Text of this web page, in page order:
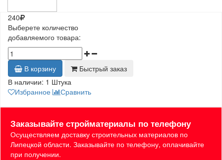
240
Выберете количество
добавляемого товара:
В корзину
Быстрый заказ
В наличии: 1 Штука
Избранное
Сравнить
Заказывайте стройматериалы по телефону
Осуществляем доставку строительных материалов по
Липецкой области. Заказывайте по телефону, оплачивайте
при получении.